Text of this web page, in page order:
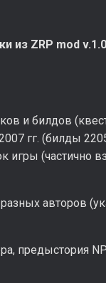
из ZRP mod
и билдов
гг. (билды
игры (частично
авторов
предыстория